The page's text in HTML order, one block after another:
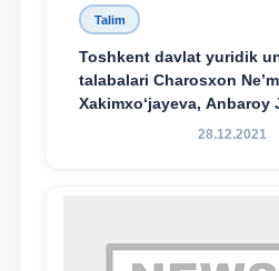
Talim
Toshkent davlat yuridik
talabalari Charosxon
Xakimxo‘jayeva, Anbaroy
hamda TDYU qoshidagi
bo‘ldi.
28.12.2021